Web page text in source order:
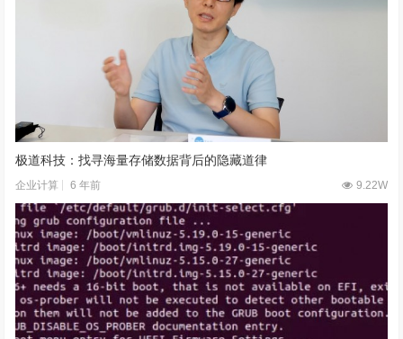
极道科技：找寻海量存储数据背后的隐藏道律
企业计算 6 年前 9.22W